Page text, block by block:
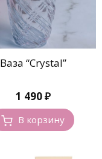
Ваза “Crystal”
1 490₽
В корзину